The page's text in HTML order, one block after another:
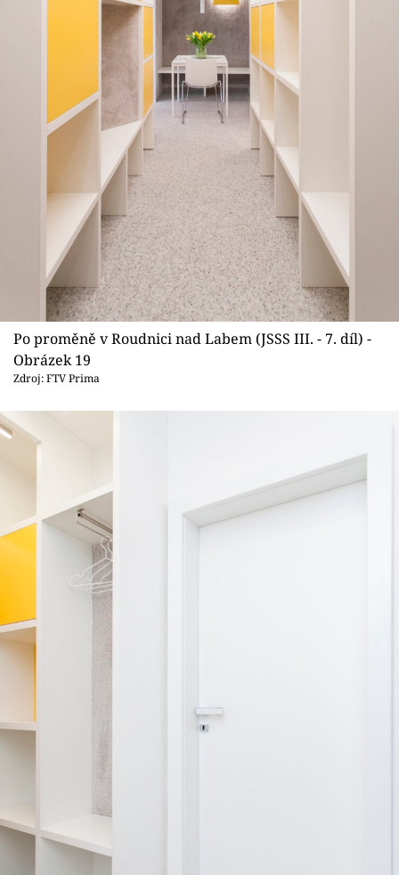
Po proměně v Roudnici nad Labem (JSSS III. - 7. díl) -
Obrázek 19
Zdroj: FTV Prima